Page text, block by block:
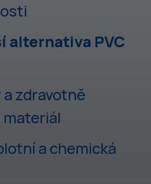
alternativa PVC
zdravotně
materiál
a chemická